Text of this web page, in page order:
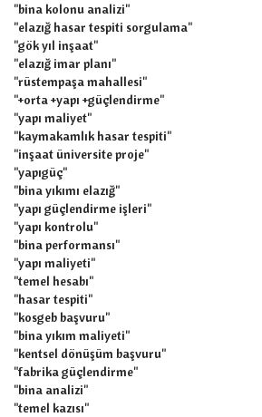
"bina kolonu analizi"
"elazığ hasar tespiti sorgulama"
"gök yıl inşaat"
"elazığ imar planı"
"rüstempaşa mahallesi"
"+orta +yapı +güçlendirme"
"yapı maliyet"
"kaymakamlık hasar tespiti"
"inşaat üniversite proje"
"yapıgüç"
"bina yıkımı elazığ"
"yapı güçlendirme işleri"
"yapı kontrolu"
"bina performansı"
"yapı maliyeti"
"temel hesabı"
"hasar tespiti"
"kosgeb başvuru"
"bina yıkım maliyeti"
"kentsel dönüşüm başvuru"
"fabrika güçlendirme"
"bina analizi"
"temel kazısı"